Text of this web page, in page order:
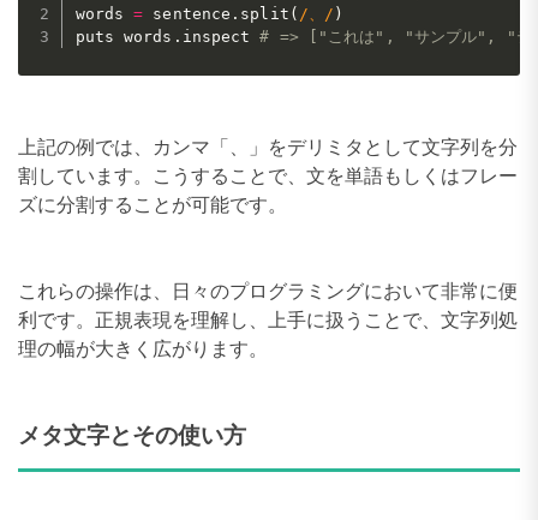
words = sentence . split ( /、/ )
puts words . inspect # => ["これは", "サンプル", "テ
上記の例では、カンマ「、」をデリミタとして文字列を分
割しています。こうすることで、文を単語もしくはフレー
ズに分割することが可能です。
これらの操作は、日々のプログラミングにおいて非常に便
利です。正規表現を理解し、上手に扱うことで、文字列処
理の幅が大きく広がります。
メタ文字とその使い方